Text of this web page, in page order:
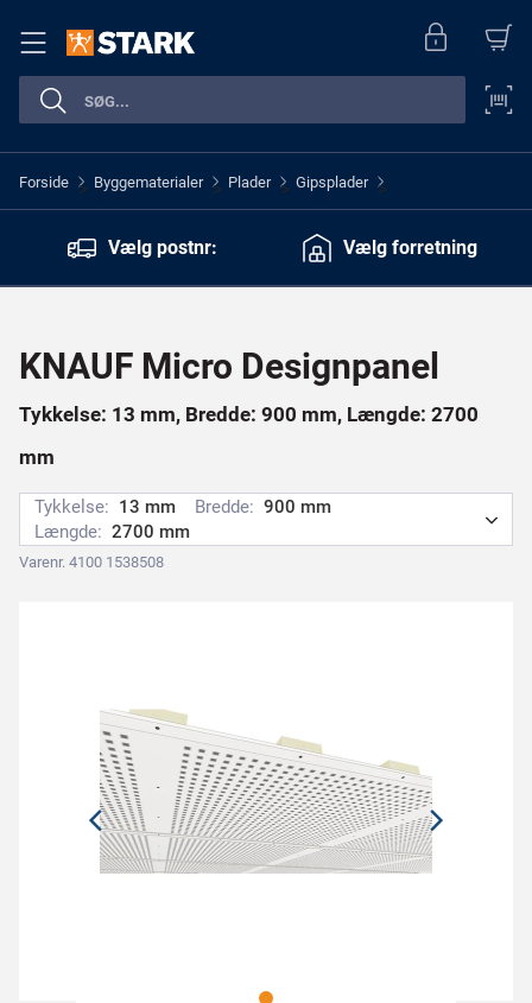
Forside > Byggematerialer > Plader > Gipsplader >
Vælg postnr: Vælg forretning
KNAUF Micro Designpanel
Tykkelse: 13 mm, Bredde: 900 mm, Længde: 2700
mm
Tykkelse: 13 mm Bredde: 900 mm
Længde: 2700 mm
Varenr. 4100 1538508